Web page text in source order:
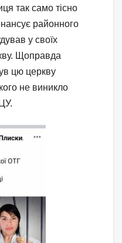
так само тісно
районного
у своїх
Щоправда
цю церкву
не виникло